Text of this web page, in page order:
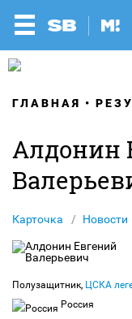
ГЛАВНАЯ
Алдонин
Карточка Новости
Полузащитник, ЦСКА
Россия